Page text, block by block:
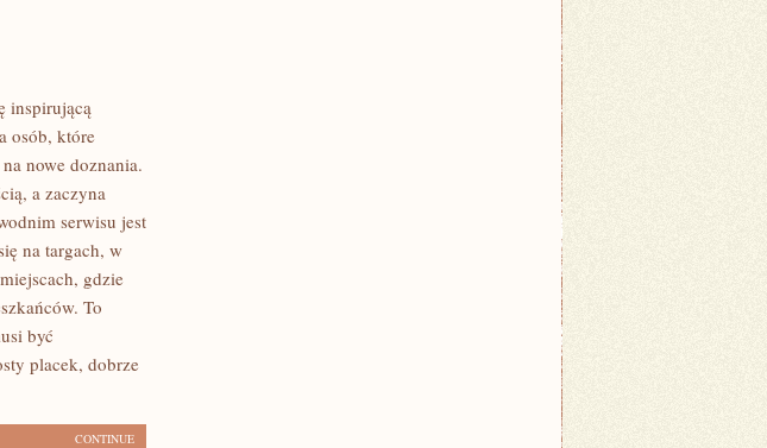
inspirującą
osób, które
nowe doznania.
a zaczyna
serwisu jest
na targach, w
gdzie
To
być
placek, dobrze
CONTINUE